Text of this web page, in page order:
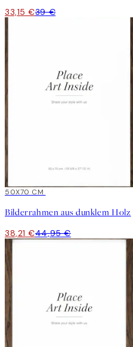
33,15 €39 €
15%*
50X70 CM
Bilderrahmen aus dunklem Holz
38,21 €44,95 €